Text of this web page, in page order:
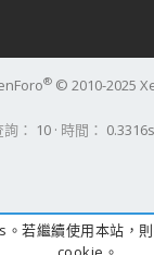
® © 2010-2025
詢 10 時間 0.3316s
若繼續使用本站，